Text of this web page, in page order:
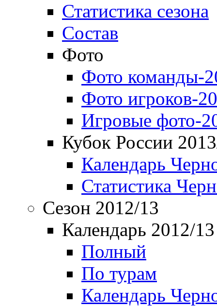
Статистика сезона
Состав
Фото
Фото команды-
Фото игроков-
Игровые фото-
Кубок России
Календарь
Статистика
Сезон 2012/13
Календарь 2012/13
Полный
По турам
Календарь